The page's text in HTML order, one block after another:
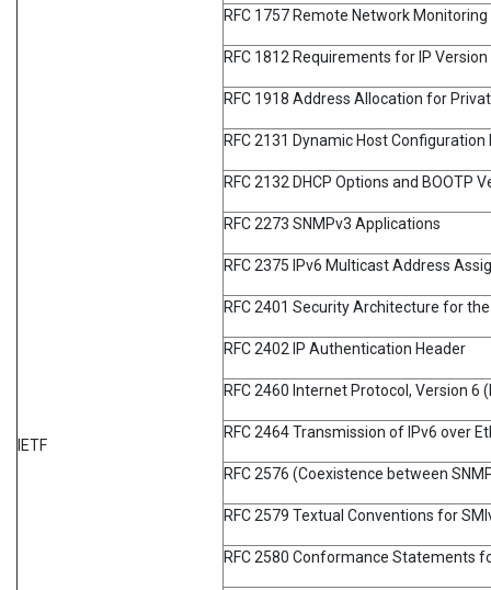
IETF
RFC 1757 Remote Network
RFC 1812 Requirements for IP
RFC 1918 Address Allocation for
RFC 2131 Dynamic Host Configuration
RFC 2132 DHCP Options and BOOTP
RFC 2273 SNMPv3 Applications
RFC 2375 IPv6 Multicast Address
RFC 2401 Security Architecture for
RFC 2402 IP Authentication Header
RFC 2460 Internet Protocol, Version 6
RFC 2464 Transmission of IPv6 over
RFC 2576 (Coexistence between
RFC 2579 Textual Conventions for
RFC 2580 Conformance Statements